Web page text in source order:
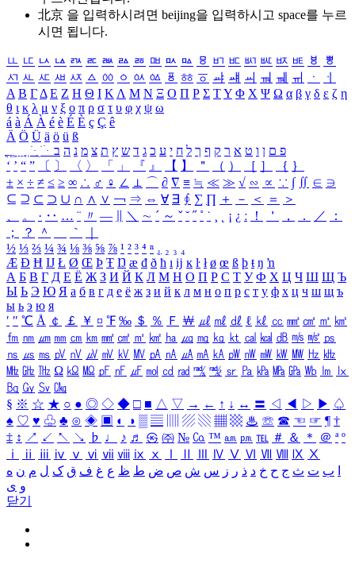
北京 을 입력하시려면 beijing을 입력하시고 space를 누르
시면 됩니다.
ㅥ ㅦ ㅧ ㅨ ㅩ ㅪ ㅫ ㅬ ㅭ ㅮ ㅯ ㅰ ㅱ ㅲ ㅳ ㅴ ㅵ ㅶ ㅷ ㅸ
ㅹ
ㅺ ㅻ ㅼ ㅽ ㅾ ㅿ ㆀ ㆁ ㆂ ㆃ ㆄ ㆅ ㆆ ㆇ ㆈ ㆉ ㆊ ㆋ ㆌ ㆍ
ㆎ
Α Β ΓΔ Ε Ζ Η Θ Ι ΚΛ Μ Ν Ξ Ο Π Ρ Σ ΤΥ Φ Χ Ψ Ω α β γ δ ε ζ η
θ ι κ λ μ ν ξ ο π ρ σ τ υ φ χ ψ ω
á à Á À é è É È ç Ç ê
Ä Ö Ü ä ö ü ß
ִֶֹ ֻּ ׁׂ פ ם ן ו ט א ר ק ף ך ל ח י ע כ ג ד ש ץ ת צ מ נ ה ב
‘ ’ “ ” 〔 〕 〈 〉 「 」 『 』 【 】 ＂ （ ） ［ ］ ｛ ｝
± × ÷ ≠ ≤ ≥ ∞ ∴ ♂ ♀ ∠ ⊥ ⌒ ∂ ∇ ≡ ≒ ≪ ≫ √ ∽ ∝ ∵ ∫ ∬ ∈ ∋
⊆ ⊇ ⊂ ⊃ ∪ ∩ ∧ ∨ ￢ ⇒ ⇔ ∀ ∃ ∮ ∑ ∏ ＋ － ＜ ＝
＞
、
。 · ‥ … ¨ 〃 ― ＼ ∼ ´ ～ ˇ ˘ ˝ ˚ ˙ ¸ ¡ ¿ ː ！ ＇ ， ． ／
：
；
？ ＾ ｀
½ ⅓ ⅔ ¼ ¾ ⅛ ⅜ ⅝ ⅞ ¹ ² ³ ⁴ ⁿ ₁ ₂ ₃ ₄
Æ Ð Ħ Ĳ Ł Ø Œ Þ Ŧ Ŋ æ đ ð ħ ı ĳ ĸ ŀ ł ø œ ß þ ŧ ŋ ŉ
А Б В Г Д Е Ё Ж З И Й К Л М Н О П Р С Т У Ф Х Ц Ч Ш Щ Ъ
Ы Ь Э Ю Я а б в г д е ё ж з и й к л м н о п р с т у ф х ц ч ш щ ъ
ы ь э ю я
′ ″ ℃ Å ￠ ￡ ￥ ¤ ℉ ‰ ＄ ％ Ｆ ￦ ㎕ ㎖ ㎗ ℓ ㎘ ㏄ ㎣ ㎤ ㎥ ㎦
㎙ ㎚ ㎛ ㎜ ㎝ ㎞ ㎟ ㎠ ㎡ ㎢ ㏊ ㎍ ㎎ ㎏ ㏏ ㎈ ㎉ ㏈ ㎧ ㎨ ㎰
㎱ ㎲ ㎳ ㎴ ㎵ ㎶ ㎷ ㎸ ㎹ ㎀ ㎁ ㎂ ㎃ ㎄ ㎺ ㎻ ㎽ ㎾ ㎿ ㎐ ㎑
㎒ ㎓ ㎔ Ω ㏀ ㏁ ㎊ ㎋ ㎌ ㏖ ㏅ ㎭ ㎮ ㎯ ㏛ ㎩ ㎪ ㎫ ㎬ ㏝ ㏐
㏓
㏃ ㏉ ㏜ ㏆
§ ※ ☆ ★ ○ ● ◎ ◇ ◆ □ ■ △ ▽ → ← ↑ ↓ ↔ 〓 ◁ ◀ ▷ ▶ ♤
♠ ♡ ♥ ♧ ♣ ⊙ ◈ ▣ ◐ ◑ ▒ ▤ ▨ ▧ ▦ ▩ ♨ ☏ ☎ ☜ ☞ ¶ †
‡ ↕ ↗ ↙ ↖ ↘ ♭ ♩ ♪ ♬ ㉿ ㈜ № ㏇ ™ ㏂ ㏘ ℡ ＃ ＆ ＊ ＠ ª º
ⅰ
ⅱ ⅲ ⅳ ⅴ ⅵ ⅶ ⅷ ⅸ ⅹ Ⅳ Ⅴ Ⅵ Ⅶ Ⅷ Ⅸ Ⅹ
ب ت ث ج ح خ د ذ ر ز س ش ص ض ط ظ ع غ ف ق ک ل م ن ه
و ی
닫기